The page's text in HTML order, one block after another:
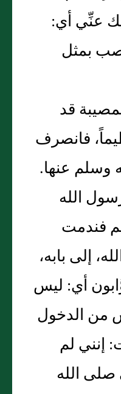
عنِّي أي:
بمثل
قد
فانصرف
وسلم عنها.
الله
فندمت
إلى بابه،
أي: ليس
من الدخول
إنني لم
صلى الله